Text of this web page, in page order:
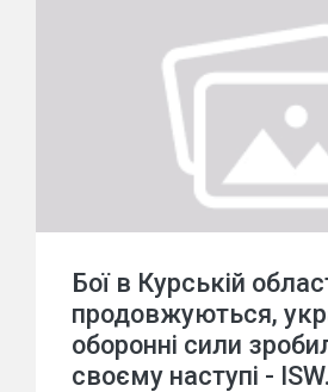
Бої в Курській
продовжуються,
оборонні сили
своєму наступі - ISW.